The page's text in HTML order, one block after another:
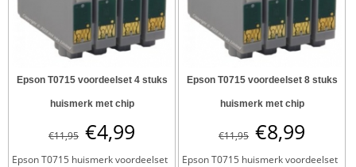
Epson T0715 voordeelset 4 stuks
huismerk met chip
€11,95 €4,99
Epson T0715 huismerk voordeelset
Epson T0715 voordeelset 8 stuks
huismerk met chip
€11,95 €8,99
Epson T0715 huismerk voordeelset